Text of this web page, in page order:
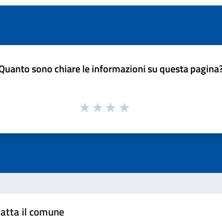
sono chiare le informazioni su questa
il comune